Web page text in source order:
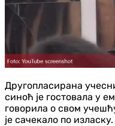
Другопласирана
синоћ је гостовала у
говорила о свом
је сачекало по изласку.